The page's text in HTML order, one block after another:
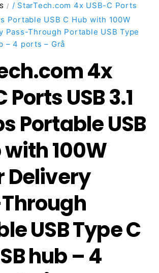
/ StarTech.com 4x USB-C Ports
Portable USB C Hub with 100W
Pass-Through Portable USB Type
– 4 ports – Grå
4x
Ports USB 3.1
Portable USB
with 100W
Delivery
USB Type C
hub – 4